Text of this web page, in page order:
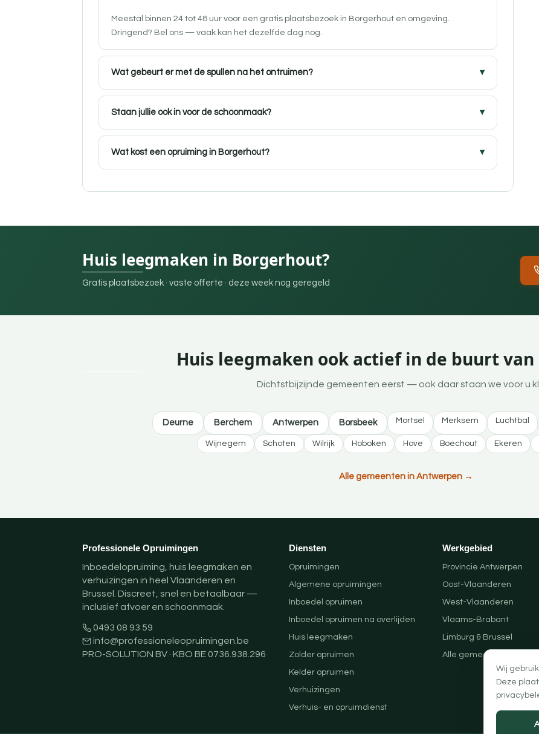
Meestal binnen 24 tot 48 uur voor een gratis plaatsbezoek in Borgerhout en omgeving.
Dringend? Bel ons — vaak kan het dezelfde dag nog.
Wat gebeurt er met de spullen na het ontruimen?
Staan jullie ook in voor de schoonmaak?
Wat kost een opruiming in Borgerhout?
Huis leegmaken in Borgerhout?
Gratis plaatsbezoek · vaste offerte · deze week nog geregeld
Huis leegmaken ook actief in de buurt
Dichtstbijzijnde gemeenten eerst — ook daar staan we voor u
Deurne Berchem Antwerpen Borsbeek Mortsel Merksem Luchtbal
Wijnegem Schoten Wilrijk Hoboken Hove Boechout Ekeren
Alle gemeenten in Antwerpen →
Professionele Opruimingen
Inboedelopruiming, huis leegmaken en
verhuizingen in heel Vlaanderen en
Brussel. Discreet, snel en betaalbaar —
inclusief afvoer en schoonmaak.
0493 08 93 59
info@professioneleopruimingen.be
PRO-SOLUTION BV · KBO BE 0736.938.296
Diensten
Opruimingen
Algemene opruimingen
Inboedel opruimen
Inboedel opruimen na overlijden
Huis leegmaken
Zolder opruimen
Kelder opruimen
Verhuizingen
Verhuis- en opruimdienst
Werkgebied
Provincie Antwerpen
Oost-Vlaanderen
West-Vlaanderen
Vlaams-Brabant
Limburg & Brussel
Alle gemeenten
Wij
Deze